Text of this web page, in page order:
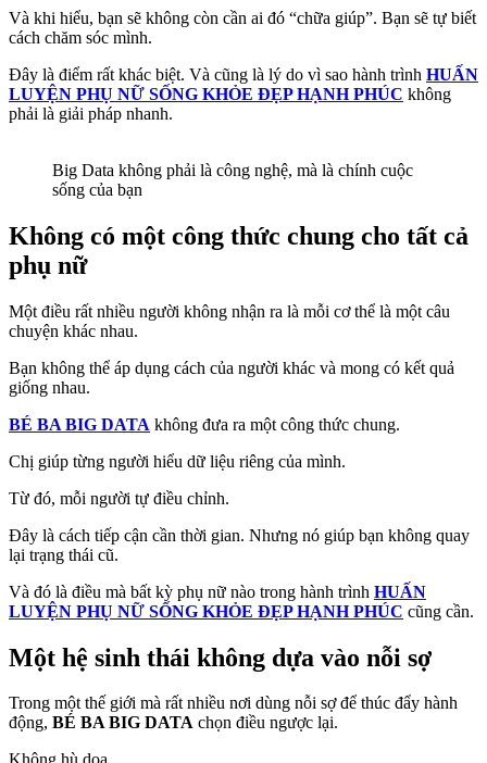
Và khi hiểu, bạn sẽ không còn cần ai đó “chữa giúp”. Bạn sẽ tự biết
cách chăm sóc mình.
Đây là điểm rất khác biệt. Và cũng là lý do vì sao hành trình HUẤN
LUYỆN PHỤ NỮ SỐNG KHỎE ĐẸP HẠNH PHÚC không
phải là giải pháp nhanh.
Big Data không phải là công nghệ, mà là chính cuộc
sống của bạn
Không có một công thức chung cho tất cả
phụ nữ
Một điều rất nhiều người không nhận ra là mỗi cơ thể là một câu
chuyện khác nhau.
Bạn không thể áp dụng cách của người khác và mong có kết quả
giống nhau.
BÉ BA BIG DATA không đưa ra một công thức chung.
Chị giúp từng người hiểu dữ liệu riêng của mình.
Từ đó, mỗi người tự điều chỉnh.
Đây là cách tiếp cận cần thời gian. Nhưng nó giúp bạn không quay
lại trạng thái cũ.
Và đó là điều mà bất kỳ phụ nữ nào trong hành trình HUẤN
LUYỆN PHỤ NỮ SỐNG KHỎE ĐẸP HẠNH PHÚC cũng cần.
Một hệ sinh thái không dựa vào nỗi sợ
Trong một thế giới mà rất nhiều nơi dùng nỗi sợ để thúc đẩy hành
động, BÉ BA BIG DATA chọn điều ngược lại.